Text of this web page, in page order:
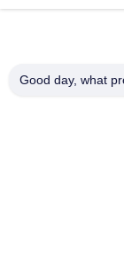
Chine Bonne
-2026
Good day, what